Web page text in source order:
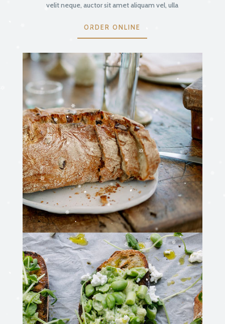
velit neque, auctor sit amet aliquam vel, ulla
ORDER ONLINE